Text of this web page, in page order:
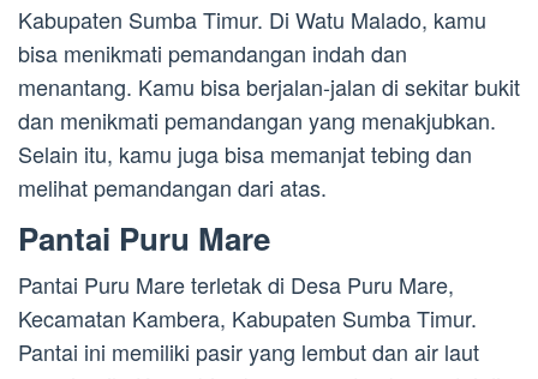
Kabupaten Sumba Timur. Di Watu Malado, kamu
bisa menikmati pemandangan indah dan
menantang. Kamu bisa berjalan-jalan di sekitar bukit
dan menikmati pemandangan yang menakjubkan.
Selain itu, kamu juga bisa memanjat tebing dan
melihat pemandangan dari atas.
Pantai Puru Mare
Pantai Puru Mare terletak di Desa Puru Mare,
Kecamatan Kambera, Kabupaten Sumba Timur.
Pantai ini memiliki pasir yang lembut dan air laut